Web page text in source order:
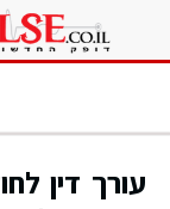
עורך דין